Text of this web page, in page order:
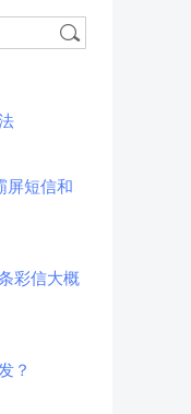
屏短信和
彩信大概
？